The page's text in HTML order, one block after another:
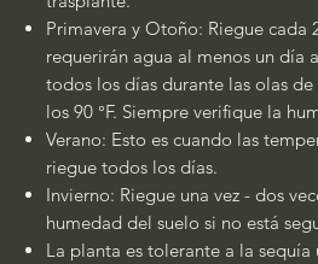
Primavera y Otoño: Riegue cada
requerirán agua al menos un día
todos los días durante las olas
los 90 °F. Siempre verifique la
Verano: Esto es cuando las
riegue todos los días.
Invierno: Riegue una vez - dos
humedad del suelo si no está
La planta es tolerante a la